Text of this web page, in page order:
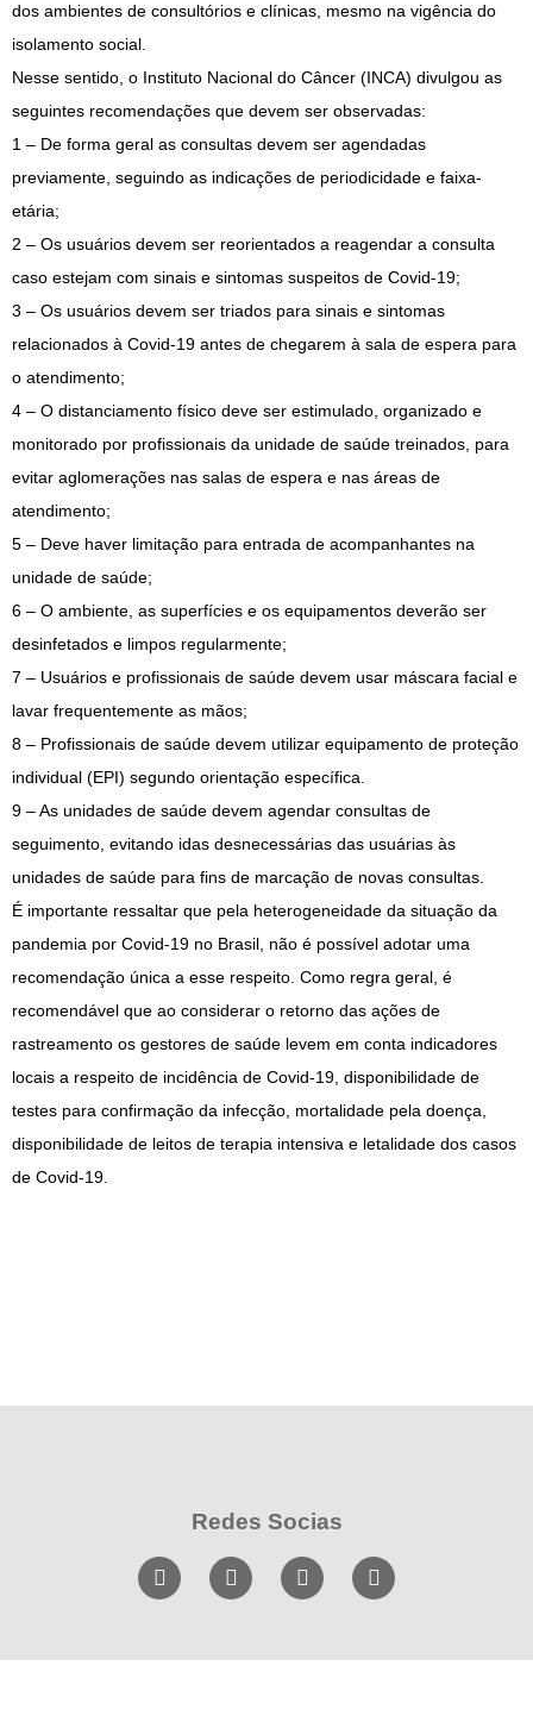
dos ambientes de consultórios e clínicas, mesmo na vigência do
isolamento social.
Nesse sentido, o Instituto Nacional do Câncer (INCA) divulgou as
seguintes recomendações que devem ser observadas:
1 – De forma geral as consultas devem ser agendadas
previamente, seguindo as indicações de periodicidade e faixa-
etária;
2 – Os usuários devem ser reorientados a reagendar a consulta
caso estejam com sinais e sintomas suspeitos de Covid-19;
3 – Os usuários devem ser triados para sinais e sintomas
relacionados à Covid-19 antes de chegarem à sala de espera para
o atendimento;
4 – O distanciamento físico deve ser estimulado, organizado e
monitorado por profissionais da unidade de saúde treinados, para
evitar aglomerações nas salas de espera e nas áreas de
atendimento;
5 – Deve haver limitação para entrada de acompanhantes na
unidade de saúde;
6 – O ambiente, as superfícies e os equipamentos deverão ser
desinfetados e limpos regularmente;
7 – Usuários e profissionais de saúde devem usar máscara facial e
lavar frequentemente as mãos;
8 – Profissionais de saúde devem utilizar equipamento de proteção
individual (EPI) segundo orientação específica.
9 – As unidades de saúde devem agendar consultas de
seguimento, evitando idas desnecessárias das usuárias às
unidades de saúde para fins de marcação de novas consultas.
É importante ressaltar que pela heterogeneidade da situação da
pandemia por Covid-19 no Brasil, não é possível adotar uma
recomendação única a esse respeito. Como regra geral, é
recomendável que ao considerar o retorno das ações de
rastreamento os gestores de saúde levem em conta indicadores
locais a respeito de incidência de Covid-19, disponibilidade de
testes para confirmação da infecção, mortalidade pela doença,
disponibilidade de leitos de terapia intensiva e letalidade dos casos
de Covid-19.
Redes Socias